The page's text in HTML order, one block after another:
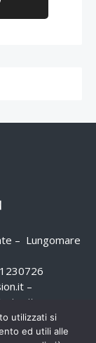
– Lungomare
–
utilizzati si
ed utili alle